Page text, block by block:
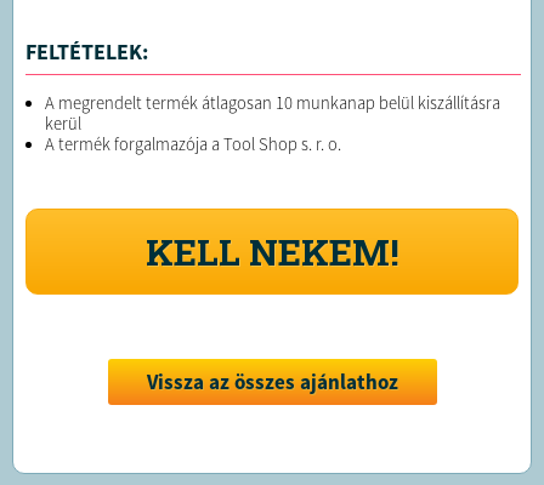
FELTÉTELEK:
A megrendelt termék átlagosan 10 munkanap belül kiszállításra
kerül
A termék forgalmazója a Tool Shop s. r. o.
KELL NEKEM!
Vissza az összes ajánlathoz